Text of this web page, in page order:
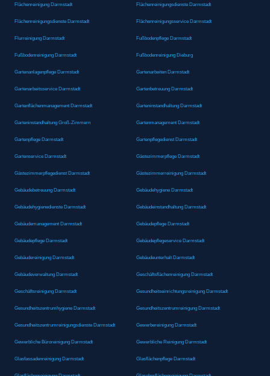
Flächenreinigung Darmstadt Flächenreinigungsdienste Darmstadt
Flächenreinigungsdienste Darmstadt Flächenreinigungsservice Darmstadt
Flurreinigung Darmstadt Fußbodenpflege Darmstadt
Fußbodenreinigung Darmstadt Fußbodenreinigung Dieburg
Gartenanlagenpflege Darmstadt Gartenarbeiten Darmstadt
Gartenarbeitsservice Darmstadt Gartenbetreuung Darmstadt
Gartenflächenmanagement Darmstadt Garteninstandhaltung Darmstadt
Garteninstandhaltung Groß-Zimmern Gartenmanagement Darmstadt
Gartenpflege Darmstadt Gartenpflegedienst Darmstadt
Gartenservice Darmstadt Gästezimmerpflege Darmstadt
Gästezimmerpflegedienst Darmstadt Gästezimmerreinigung Darmstadt
Gebäudebetreuung Darmstadt Gebäudehygiene Darmstadt
Gebäudehygienedienste Darmstadt Gebäudeinstandhaltung Darmstadt
Gebäudemanagement Darmstadt Gebäudepflege Darmstadt
Gebäudepflege Darmstadt Gebäudepflegeservice Darmstadt
Gebäudereinigung Darmstadt Gebäudeunterhalt Darmstadt
Gebäudeverwaltung Darmstadt Geschäftsflächenreinigung Darmstadt
Geschäftsreinigung Darmstadt Gesundheitseinrichtungsreinigung Darmstadt
Gesundheitszentrumhygiene Darmstadt Gesundheitszentrumreinigung Darmstadt
Gesundheitszentrumreinigungsdienste Darmstadt Gewerbereinigung Darmstadt
Gewerbliche Büroreinigung Darmstadt Gewerbliche Reinigung Darmstadt
Glasfassadenreinigung Darmstadt Glasflächenpflege Darmstadt